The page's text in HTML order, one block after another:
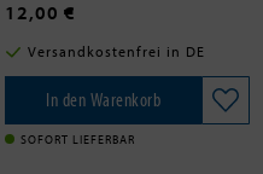
12,00 €
Versandkostenfrei in DE
In den Warenkorb
SOFORT LIEFERBAR